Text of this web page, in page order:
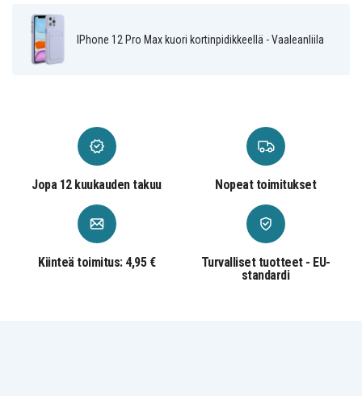
IPhone 12 Pro Max kuori kortinpidikkeellä - Vaaleanliila
Jopa 12 kuukauden takuu Nopeat toimitukset
Kiinteä toimitus: 4,95 €
Turvalliset tuotteet - EU-
standardi